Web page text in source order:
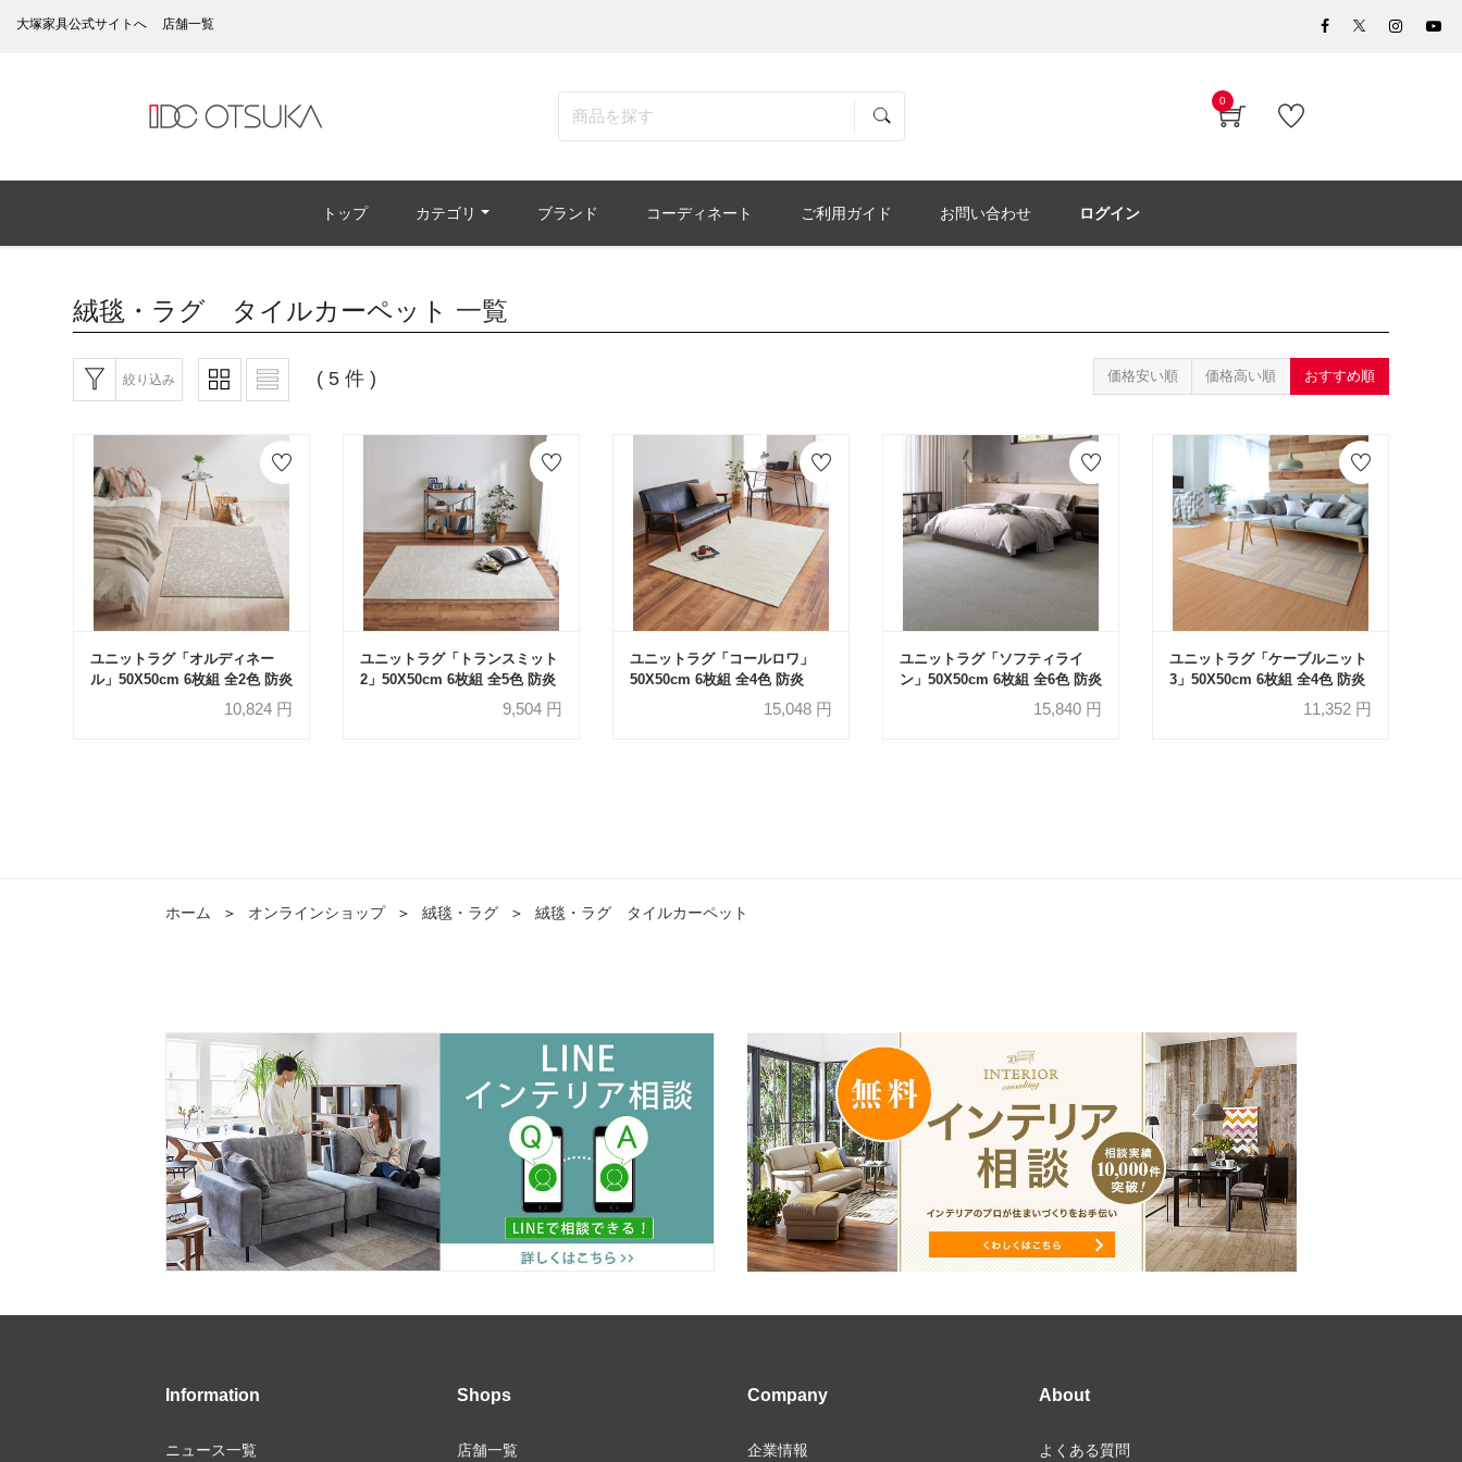
大塚家具公式サイトへ 店舗一覧
0
トップ カテゴリ ブランド コーディネート ご利用ガイド お問い合わせ ログイン
絨毯・ラグ タイルカーペット 一覧
絞り込み ( 5 件 ) 価格安い順 価格高い順 おすすめ順
ユニットラグ「オルディネー
ル」50X50cm 6枚組 全2色 防炎
10,824円
ユニットラグ「トランスミット
2」50X50cm 6枚組 全5色 防炎
9,504円
ユニットラグ「コールロワ」
50X50cm 6枚組 全4色 防炎
15,048 円
ユニットラグ「ソフティライ
ン」50X50cm 6枚組 全6色 防炎
15,840 円
ユニットラグ「ケーブルニット
3」50X50cm 6枚組 全4色 防炎
11,352 円
ホーム ＞ オンラインショップ ＞ 絨毯・ラグ ＞ 絨毯・ラグ タイルカーペット
Information
ニュース一覧
Shops
店舗一覧
Company
企業情報
About
よくある質問